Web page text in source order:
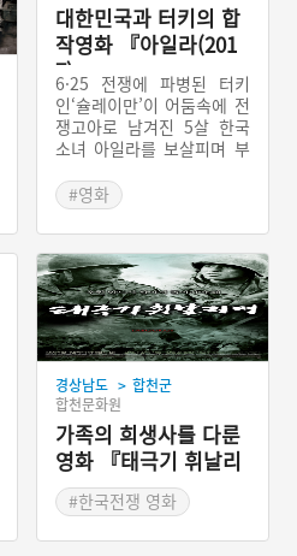
대한민국과 터키의 합
작영화 『아일라(201
7)』
6·25 전쟁에 파병된 터키
인‘슐레이만’이 어둠속에 전
쟁고아로 남겨진 5살 한국
소녀 아일라를 보살피며 부
끝나고 귀국을 명받은 그는
아일라를 숨겨 데려가려 하
지만 발각되어 홀로 터키로
떠나게 되고 아일라는 한국
에 남겨진다. 2010년 4월,
여의도 앙카라공원에서 MB
C 다큐멘터리팀의 도움으로
무려 60년 만에 슐레이만과
아일라(김은자)가 재회하게
된다. 슐레이만과 김은자의
이야기에 깊은 감동을 받은
잔 울카이 감독이 영화로 제
작「아일라」를 2017년 공
개했다. 터키에서 10월 27
일에 개봉되었으며, 김설(아
일라), 이스마일 하지오글루
(슐레이만)가 주연을 맡았고
#영화
경상남도 > 합천군
합천문화원
가족의 희생사를 다룬
영화 『태극기 휘날리
며(2003)』
#한국전쟁 영화